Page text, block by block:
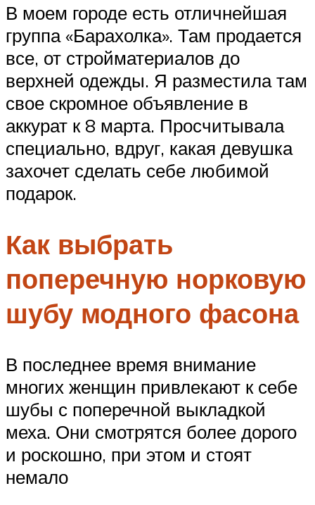
В моем городе есть отличнейшая
группа «Барахолка». Там продается
все, от стройматериалов до
верхней одежды. Я разместила там
свое скромное объявление в
аккурат к 8 марта. Просчитывала
специально, вдруг, какая девушка
захочет сделать себе любимой
подарок.
Как выбрать
поперечную норковую
шубу модного фасона
В последнее время внимание
многих женщин привлекают к себе
шубы с поперечной выкладкой
меха. Они смотрятся более дорого
и роскошно, при этом и стоят
немало